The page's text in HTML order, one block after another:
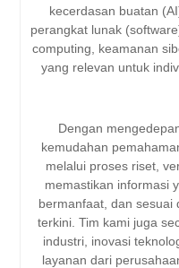
kecerdasan buatan
perangkat lunak
computing, keamanan
yang relevan untuk
Dengan
kemudahan
melalui proses riset,
memastikan informasi
bermanfaat, dan sesuai
terkini. Tim kami juga
industri, inovasi
layanan dari